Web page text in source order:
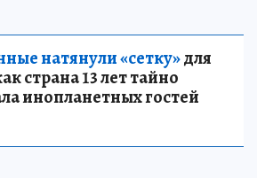
натянули «сетку»для
страна 13 лет тайно
инопланетных гостей